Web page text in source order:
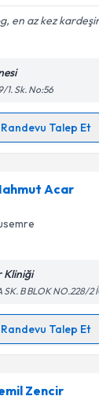
en az kez
1. Sk. No:56
Randevu Talep Et
Talebi
(Hamit)
oluşturun. Size
bir takvim
işlenmesine
kabul
Acar
Kliniği
B BLOK NO.228/2
Randevu Talep Et
Talebi
Acariçin randevu
Zencir